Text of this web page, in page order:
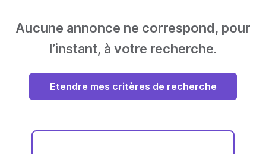
Aucune annonce ne correspond, pour
l’instant, à votre recherche.
Etendre mes critères de recherche